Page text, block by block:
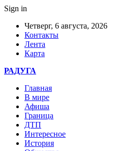
Sign in
Четверг, 6 августа, 2026
Контакты
Лента
Карта
РАДУГА
Главная
В мире
Афиша
Граница
ДТП
Интересное
История